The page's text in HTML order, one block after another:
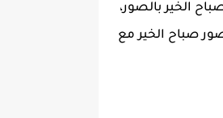
ادعية صباحية مع عبارة صباح الخير بالصور،
صباح الخير مع